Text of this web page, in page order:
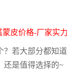
蒙皮价格-厂家实
若大部分都知
还是值得选择的~